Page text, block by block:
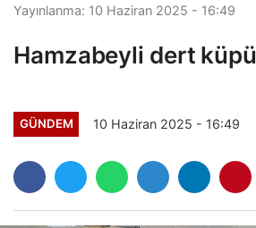
Yayınlanma: 10 Haziran 2025 - 16:49
Hamzabeyli dert küpü
GÜNDEM 10 Haziran 2025 - 16:49